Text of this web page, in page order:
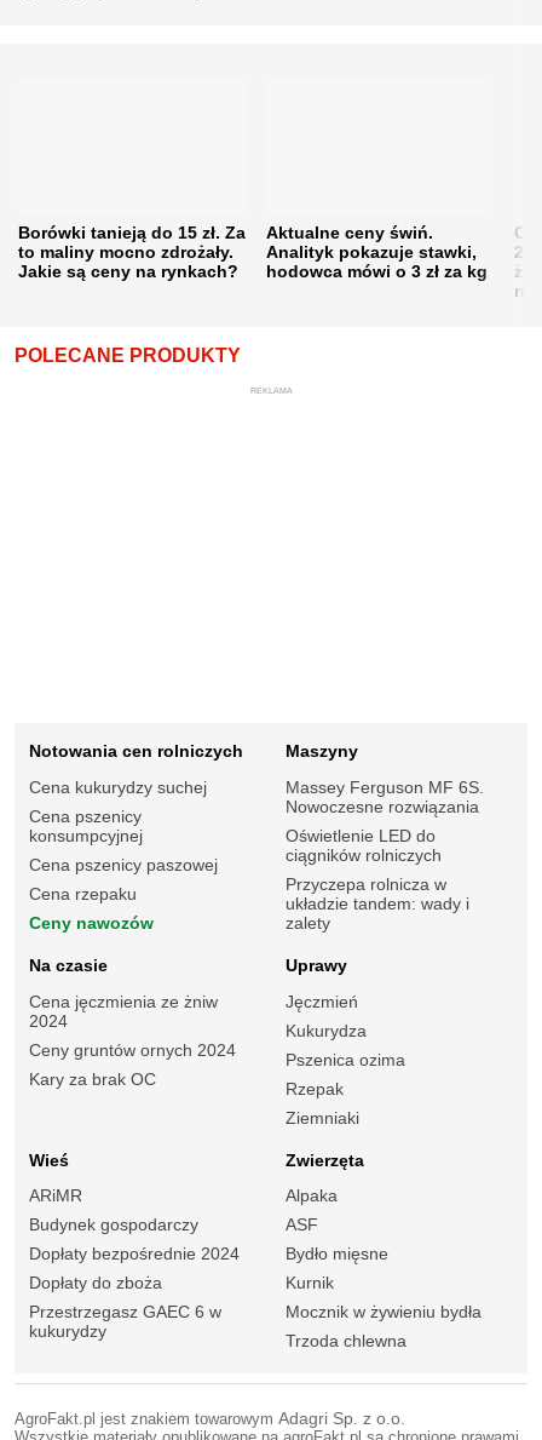
Borówki tanieją do 15 zł. Za
to maliny mocno zdrożały.
Jakie są ceny na rynkach?
Aktualne ceny świń.
Analityk pokazuje stawki,
hodowca mówi o 3 zł za kg
POLECANE PRODUKTY
REKLAMA
Notowania cen rolniczych
Cena kukurydzy suchej
Cena pszenicy
konsumpcyjnej
Cena pszenicy paszowej
Cena rzepaku
Ceny nawozów
Maszyny
Massey Ferguson MF 6S.
Nowoczesne rozwiązania
Oświetlenie LED do
ciągników rolniczych
Przyczepa rolnicza w
układzie tandem: wady i
zalety
Na czasie
Cena jęczmienia ze żniw
2024
Ceny gruntów ornych 2024
Kary za brak OC
Uprawy
Jęczmień
Kukurydza
Pszenica ozima
Rzepak
Ziemniaki
Wieś
ARiMR
Budynek gospodarczy
Dopłaty bezpośrednie 2024
Dopłaty do zboża
Przestrzegasz GAEC 6 w
kukurydzy
Zwierzęta
Alpaka
ASF
Bydło mięsne
Kurnik
Mocznik w żywieniu bydła
Trzoda chlewna
AgroFakt.pl jest znakiem towarowym Adagri Sp. z o.o.